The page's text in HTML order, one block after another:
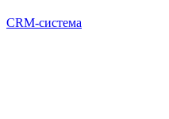
CRM-система